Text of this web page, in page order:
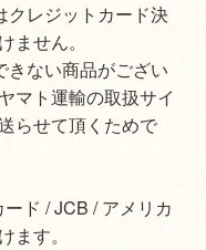
レジットカード決
ません。
ない商品がござい
マト運輸の取扱サイ
らせて頂くためで
ド / JCB / アメリカ
ます。